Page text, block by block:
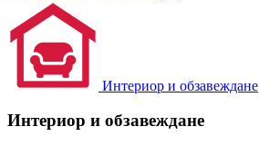
Интериор и обзавеждане
Интериор и обзавеждане